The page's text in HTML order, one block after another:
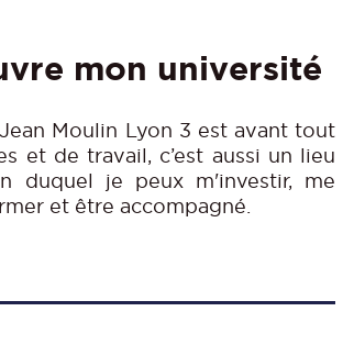
mon université
Moulin Lyon 3 est avant tout
et de travail, c’est aussi un lieu
duquel je peux m'investir, me
et être accompagné.